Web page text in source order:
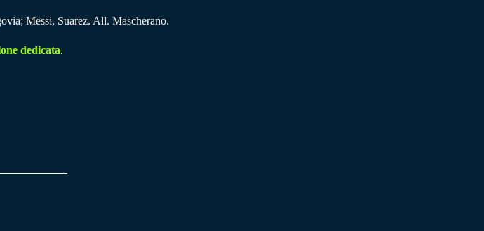
Messi, Suarez. All. Mascherano.
dedicata.